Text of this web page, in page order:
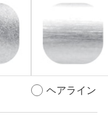
ヘアライン